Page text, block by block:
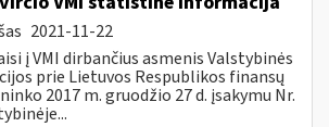
2021-11-22
į VMI dirbančius asmenis Valstybinės
prie Lietuvos Respublikos finansų
2017 m. gruodžio 27 d. įsakymu Nr.